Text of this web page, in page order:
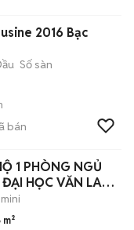
2016 Bạc
Số sàn
bán
1 PHÒNG NGỦ
HỌC VĂN LANG
m²